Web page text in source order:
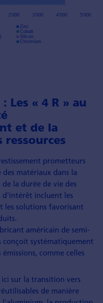
Les « 4 R » au
et de la
prometteurs
matériaux dans la
la durée de vie des
d'intérêt incluent les
les solutions favorisant
américain de semi-
conçoit systématiquement
comme celles
sur la transition vers
de manière